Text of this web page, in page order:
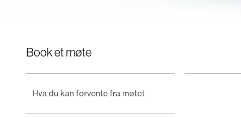
Book et møte
Hva du kan forvente fra møtet